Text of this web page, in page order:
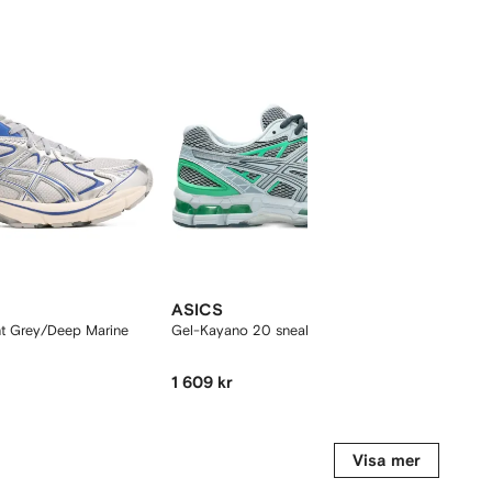
Grey/Deep Marine
ASICS
Gel-Kayano 20 sneakers
1 609 kr
Visa mer